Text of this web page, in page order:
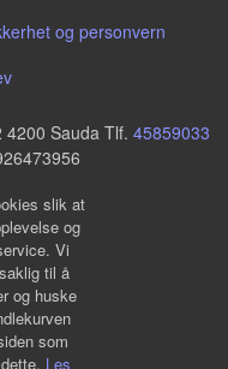
og personvern
4200 Sauda Tlf. 45859033
slik at
og
Vi
til å
og huske
som
Les